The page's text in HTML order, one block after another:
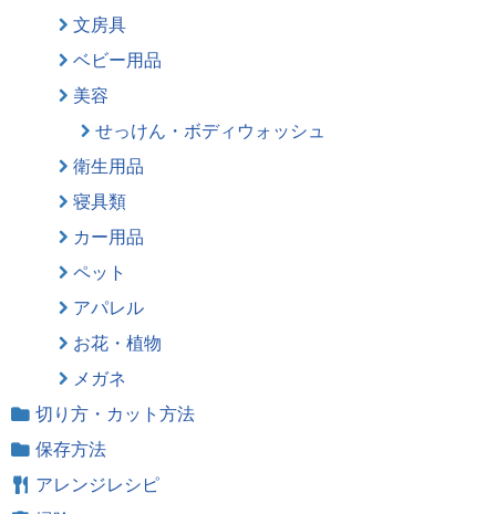
文房具
ベビー用品
美容
せっけん・ボディウォッシュ
衛生用品
寝具類
カー用品
ペット
アパレル
お花・植物
メガネ
切り方・カット方法
保存方法
アレンジレシピ